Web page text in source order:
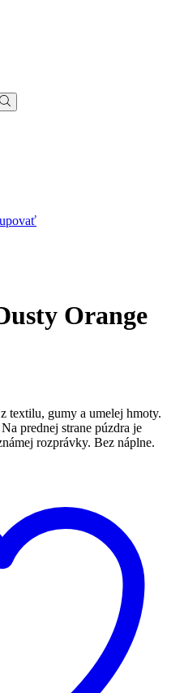
Search
Orange
textilu, gumy a umelej hmoty.
prednej strane púzdra je
rozprávky. Bez náplne.